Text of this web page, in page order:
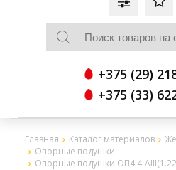
+375 (29)
+375 (33)
Главная Каталог материалов
Опорные подушки
Опорные подушки ОП4.4-